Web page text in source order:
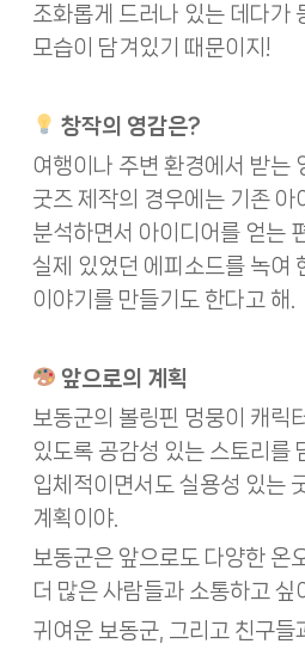
조화롭게 드러나 있는 데다가
모습이 담겨있기 때문이지!
창작의 영감은?
여행이나 주변 환경에서 받는
굿즈 제작의 경우에는 기존 아
분석하면서 아이디어를 얻는
실제 있었던 에피소드를 녹여
이야기를 만들기도 한다고 해.
앞으로의 계획
보동군의 볼링핀 멍뭉이 캐릭
있도록 공감성 있는 스토리를
입체적이면서도 실용성 있는
계획이야.
보동군은 앞으로도 다양한 온
더 많은 사람들과 소통하고 싶
귀여운 보동군, 그리고 친구들